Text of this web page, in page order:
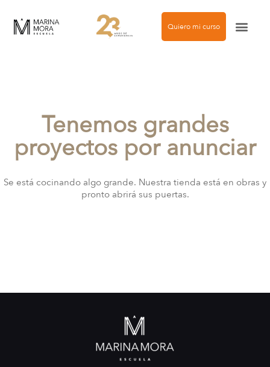
Quiero mi curso
Tenemos grandes
proyectos por anunciar
Se está cocinando algo grande. Nuestra tienda está en obras y
pronto abrirá sus puertas.